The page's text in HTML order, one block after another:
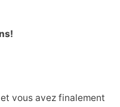
vous avez finalement